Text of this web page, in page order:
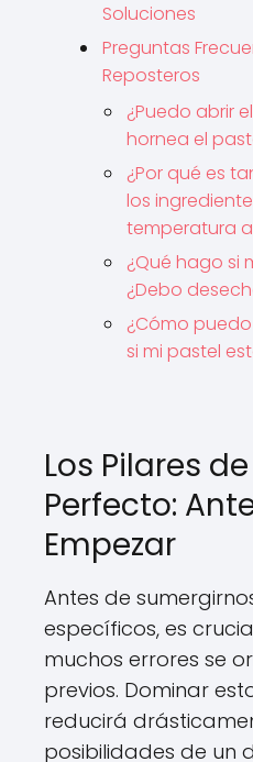
Soluciones
Preguntas
Reposteros
¿Puedo abrir
hornea el
¿Por qué es
los
temperatura
¿Qué hago si
¿Debo
¿Cómo
si mi pastel
Los Pilares
Perfecto:
Empezar
Antes de
específicos, es
muchos errores se
previos. Dominar
reducirá
posibilidades de un